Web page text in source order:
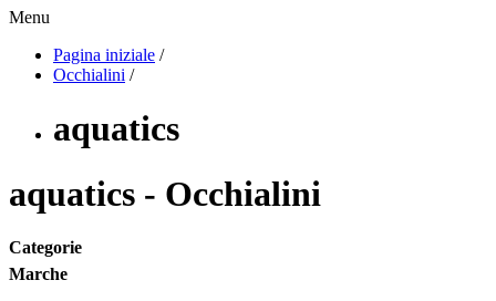
Menu
Pagina iniziale /
Occhialini /
aquatics
aquatics - Occhialini
Categorie
Marche